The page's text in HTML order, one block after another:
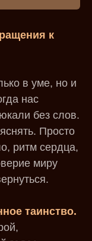
к
в уме, но и
нас
без слов.
Просто
ритм сердца,
миру
таинство.